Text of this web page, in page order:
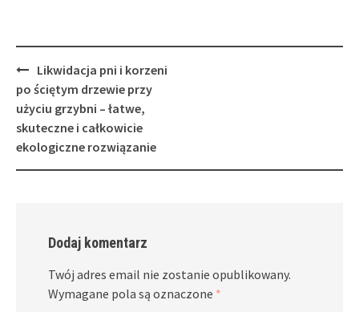
Post
navigation
Likwidacja pni i korzeni
po ściętym drzewie przy
użyciu grzybni – łatwe,
skuteczne i całkowicie
ekologiczne rozwiązanie
Dodaj komentarz
Twój adres email nie zostanie opublikowany.
Wymagane pola są oznaczone *